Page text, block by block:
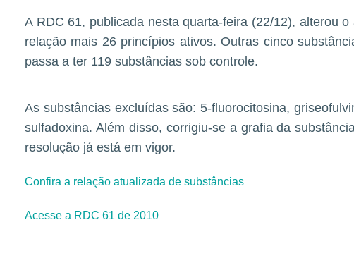
A RDC 61, publicada nesta quarta-feira (22/12), alterou
relação mais 26 princípios ativos. Outras cinco
passa a ter 119 substâncias sob controle.
As substâncias excluídas são: 5-fluorocitosina,
sulfadoxina. Além disso, corrigiu-se a grafia da
resolução já está em vigor.
Confira a relação atualizada de substâncias
Acesse a RDC 61 de 2010